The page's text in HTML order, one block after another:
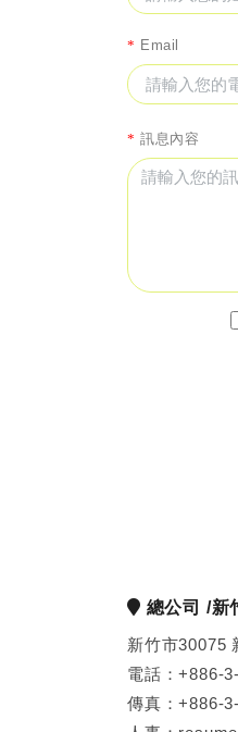
* Email
* 訊息內容
總公司 /新
新竹市30075
電話：+886-
傳真：+886-